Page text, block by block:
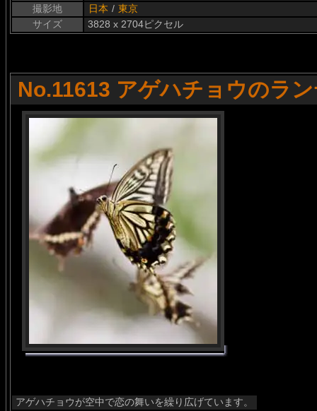
撮影地
日本 / 東京
サイズ
3828 x 2704ピクセル
No.11613 アゲハチョウのラ
アゲハチョウが空中で恋の舞いを繰り広げています。